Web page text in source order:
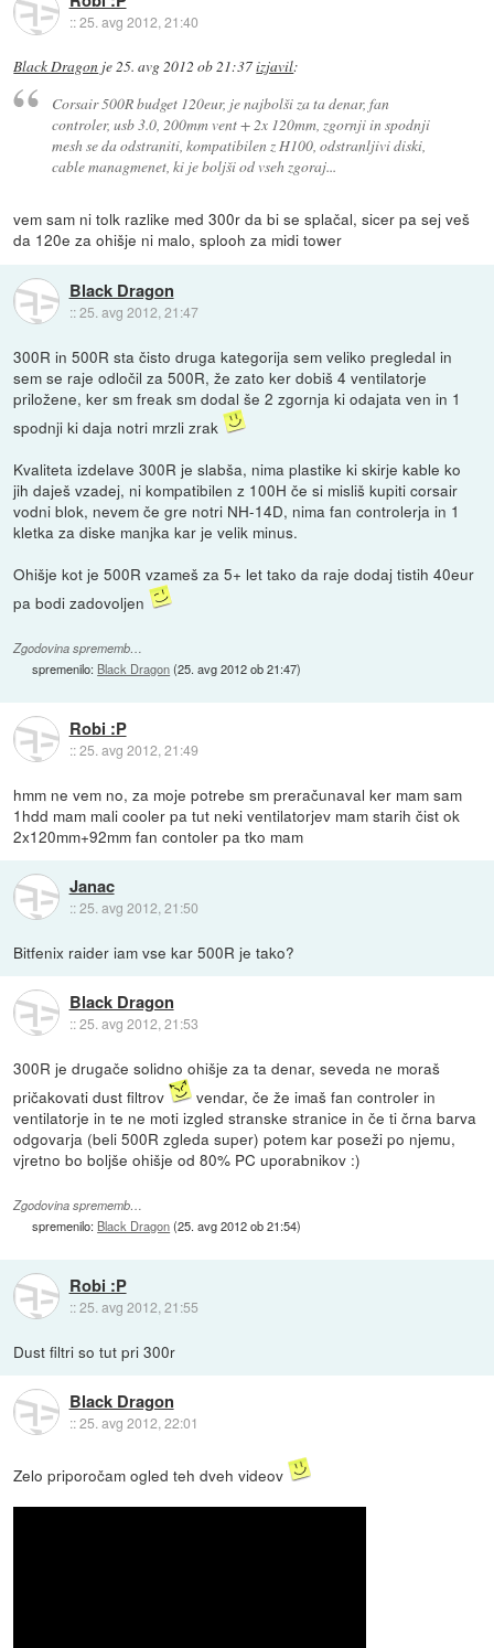
::25. avg 2012, 21:40
Black Dragon je25. avg 2012 ob 21:37izjavil:
Corsair 500R budget 120eur, je najbolši za ta denar, fan
controler, usb 3.0, 200mm vent + 2x 120mm, zgornji in spodnji
mesh se da odstraniti, kompatibilen z H100, odstranljivi diski,
cable managmenet, ki je boljši od vseh zgoraj...
vem sam ni tolk razlike med 300r da bi se splačal, sicer pa sej veš
da 120e za ohišje ni malo, splooh za midi tower
Black Dragon
::25. avg 2012, 21:47
300R in 500R sta čisto druga kategorija sem veliko pregledal in
sem se raje odločil za 500R, že zato ker dobiš 4 ventilatorje
priložene, ker sm freak sm dodal še 2 zgornja ki odajata ven in 1
spodnji ki daja notri mrzli zrak
Kvaliteta izdelave 300R je slabša, nima plastike ki skirje kable ko
jih daješ vzadej, ni kompatibilen z 100H če si misliš kupiti corsair
vodni blok, nevem če gre notri NH-14D, nima fan controlerja in 1
kletka za diske manjka kar je velik minus.
Ohišje kot je 500R vzameš za 5+ let tako da raje dodaj tistih 40eur
pa bodi zadovoljen
Zgodovina sprememb…
spremenilo: Black Dragon(25. avg 2012 ob 21:47)
Robi :P
::25. avg 2012, 21:49
hmm ne vem no, za moje potrebe sm preračunaval ker mam sam
1hdd mam mali cooler pa tut neki ventilatorjev mam starih čist ok
2x120mm+92mm fan contoler pa tko mam
Janac
::25. avg 2012, 21:50
Bitfenix raider iam vse kar 500R je tako?
Black Dragon
::25. avg 2012, 21:53
300R je drugače solidno ohišje za ta denar, seveda ne moraš
pričakovati dust filtrov
vendar, če že imaš fan controler in
ventilatorje in te ne moti izgled stranske stranice in če ti črna barva
odgovarja (beli 500R zgleda super) potem kar poseži po njemu,
vjretno bo boljše ohišje od 80% PC uporabnikov :)
Zgodovina sprememb…
spremenilo: Black Dragon(25. avg 2012 ob 21:54)
Robi :P
::25. avg 2012, 21:55
Dust filtri so tut pri 300r
Black Dragon
::25. avg 2012, 22:01
Zelo priporočam ogled teh dveh videov